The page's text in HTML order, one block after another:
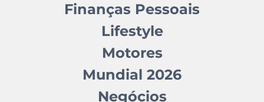
Finanças Pessoais
Lifestyle
Motores
Mundial 2026
Negócios